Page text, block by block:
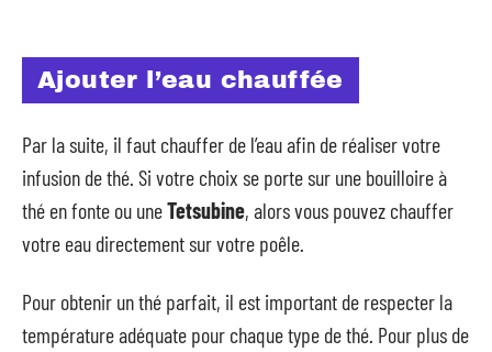
Ajouter l’eau chauffée
Par la suite, il faut chauffer de l’eau afin de réaliser votre
infusion de thé. Si votre choix se porte sur une bouilloire à
thé en fonte ou uneTetsubine, alors vous pouvez chauffer
votre eau directement sur votre poêle.
Pour obtenir un thé parfait, il est important de respecter la
température adéquate pour chaque type de thé. Pour plus de